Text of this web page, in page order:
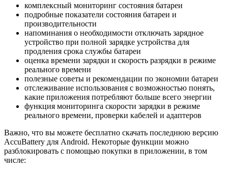
комплексный мониторинг состояния батареи
подробные показатели состояния батареи и
производительности
напоминания о необходимости отключать зарядное
устройство при полной зарядке устройства для
продления срока службы батареи
оценка времени зарядки и скорость разрядки в режиме
реального времени
полезные советы и рекомендации по экономии батареи
отслеживание использования с возможностью понять,
какие приложения потребляют больше всего энергии
функция мониторинга скорости зарядки в режиме
реального времени, проверки кабелей и адаптеров
Важно, что вы можете бесплатно скачать последнюю версию
Accu​Battery для Android. Некоторые функции можно
разблокировать с помощью покупки в приложении, в том
числе: